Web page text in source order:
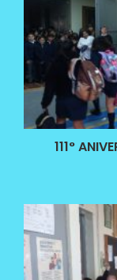
111°